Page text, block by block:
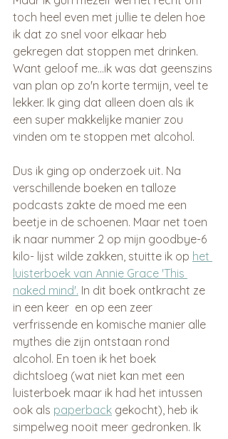
toch heel even met jullie te delen hoe
ik dat zo snel voor elkaar heb
gekregen dat stoppen met drinken.
Want geloof me...ik was dat geenszins
van plan op zo'n korte termijn, veel te
lekker. Ik ging dat alleen doen als ik
een super makkelijke manier zou
vinden om te stoppen met alcohol.
Dus ik ging op onderzoek uit. Na
verschillende boeken en talloze
podcasts zakte de moed me een
beetje in de schoenen. Maar net toen
ik naar nummer 2 op mijn goodbye-6
kilo- lijst wilde zakken, stuitte ik op het
luisterboek van Annie Grace 'This
naked mind'. In dit boek ontkracht ze
in een keer  en op een zeer
verfrissende en komische manier alle
mythes die zijn ontstaan rond
alcohol. En toen ik het boek
dichtsloeg (wat niet kan met een
luisterboek maar ik had het intussen
ook als paperback gekocht), heb ik
simpelweg nooit meer gedronken. Ik